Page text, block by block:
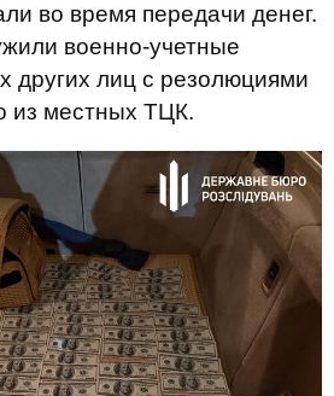
во время передачи денег.
военно-учетные
других лиц с резолюциями
из местных ТЦК.